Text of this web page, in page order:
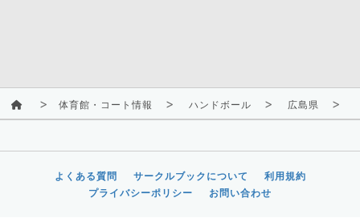
体育館・コート情報 ハンドボール 広島県
よくある質問 サークルブックについて
利用規約
プライバシーポリシー
お問い合わせ